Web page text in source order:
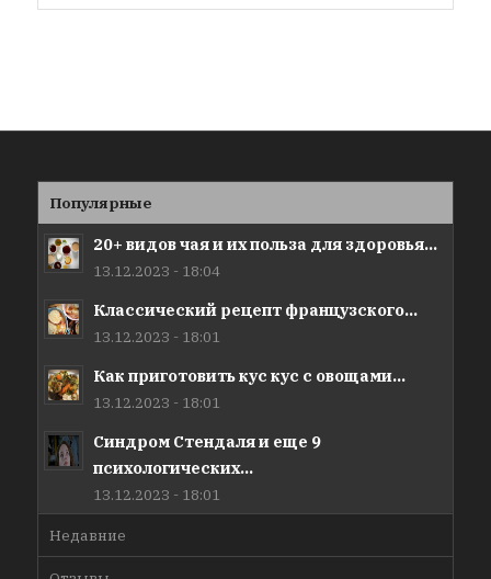
Популярные
20+ видов чая и их польза для здоровья...
13.12.2023 - 18:04
Классический рецепт французского...
13.12.2023 - 18:01
Как приготовить кус кус с овощами...
13.12.2023 - 18:01
Синдром Стендаля и еще 9
психологических...
13.12.2023 - 18:01
Недавние